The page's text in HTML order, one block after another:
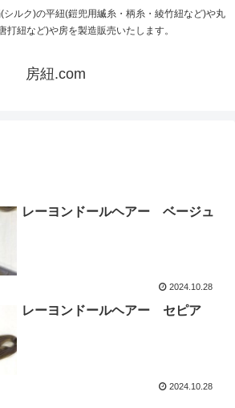
シルク)の平紐(鎧兜用縅糸・柄糸・綾竹紐など)や丸
打紐など)や房を製造販売いたします。
房紐.com
レーヨンドールヘアー ベージュ
2024.10.28
レーヨンドールヘアー セピア
2024.10.28